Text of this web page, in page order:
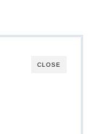
CLOSE